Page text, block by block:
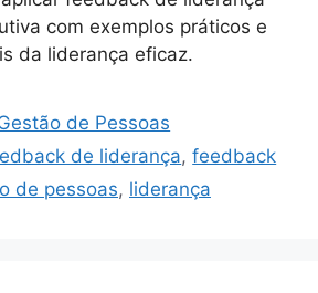
com exemplos práticos e
da liderança eficaz.
de Pessoas
de liderança,feedback
de pessoas, liderança